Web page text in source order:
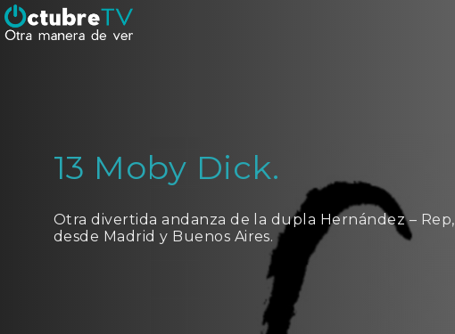
13 Moby Dick.
Otra divertida andanza de la dupla Hernández – Rep,
desde Madrid y Buenos Aires.